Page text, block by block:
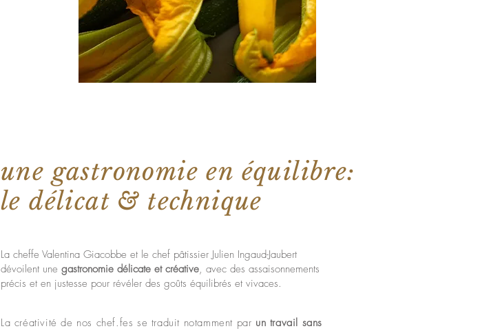
une gastronomie en équilibre:
le délicat & technique
La cheffe Valentina Giacobbe et le chef pâtissier Julien Ingaud-Jaubert
dévoilent une gastronomie délicate et créative, avec des assaisonnements
précis et en justesse pour révéler des goûts équilibrés et vivaces.
La créativité de nos chef.fes se traduit notamment par un travail sans